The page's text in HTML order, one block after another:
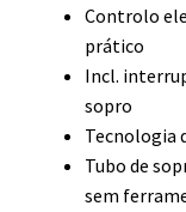
Controlo
prático
Incl.
sopro
Tecnologia
Tubo de
sem